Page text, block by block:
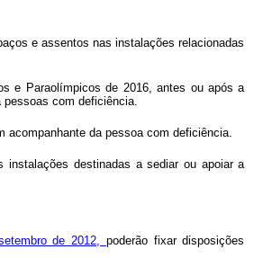
e assentos nas instalações relacionadas
e Paraolímpicos de 2016, antes ou após a
com deficiência.
da pessoa com deficiência.
instalações destinadas a sediar ou apoiar a
de 2012, poderão fixar disposições